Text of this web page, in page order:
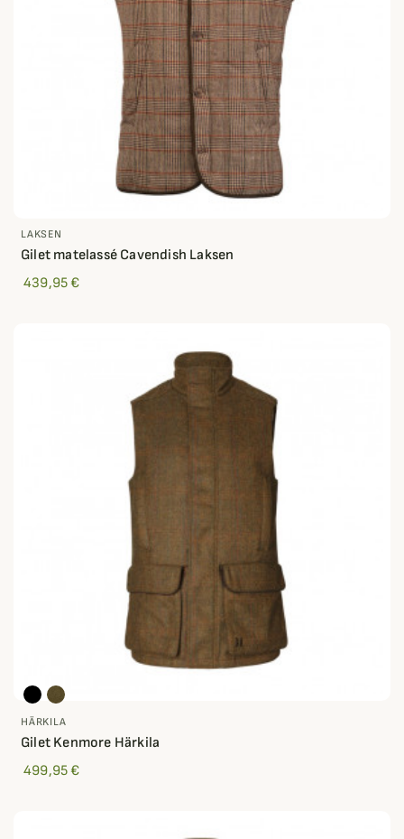
LAKSEN
Gilet matelassé Cavendish Laksen
439,95 €
HÄRKILA
Gilet Kenmore Härkila
499,95 €